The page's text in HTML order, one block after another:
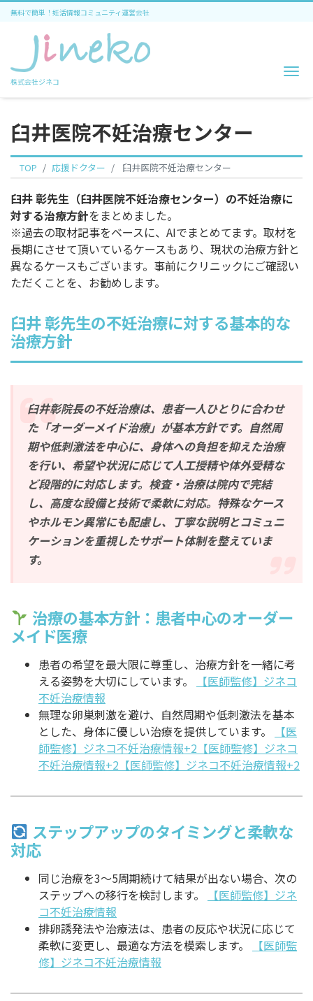
無料で簡単！妊活情報コミュニティ運営会社
株式会社ジネコ
臼井医院不妊治療センター
TOP 応援ドクター 臼井医院不妊治療センター
臼井 彰先生（臼井医院不妊治療センター）の不妊治療に
対する治療方針をまとめました。
※過去の取材記事をベースに、AIでまとめてます。取材を
長期にさせて頂いているケースもあり、現状の治療方針と
異なるケースもございます。事前にクリニックにご確認い
ただくことを、お勧めします。
臼井 彰先生の不妊治療に対する基本的な
治療方針
臼井彰院長の不妊治療は、患者一人ひとりに合わせ
た「オーダーメイド治療」が基本方針です。自然周
期や低刺激法を中心に、身体への負担を抑えた治療
を行い、希望や状況に応じて人工授精や体外受精な
ど段階的に対応します。検査・治療は院内で完結
し、高度な設備と技術で柔軟に対応。特殊なケース
やホルモン異常にも配慮し、丁寧な説明とコミュニ
ケーションを重視したサポート体制を整えていま
す。
治療の基本方針：患者中心のオーダー
メイド医療
患者の希望を最大限に尊重し、治療方針を一緒に考
える姿勢を大切にしています。
【医師監修】ジネコ
不妊治療情報
無理な卵巣刺激を避け、自然周期や低刺激法を基本
とした、身体に優しい治療を提供しています。
【医
師監修】ジネコ不妊治療情報+2【医師監修】ジネコ
不妊治療情報+2【医師監修】ジネコ不妊治療情報+2
ステップアップのタイミングと柔軟な
対応
同じ治療を3〜5周期続けて結果が出ない場合、次の
ステップへの移行を検討します。
【医師監修】ジネ
コ不妊治療情報
排卵誘発法や治療法は、患者の反応や状況に応じて
柔軟に変更し、最適な方法を模索します。
【医師監
修】ジネコ不妊治療情報